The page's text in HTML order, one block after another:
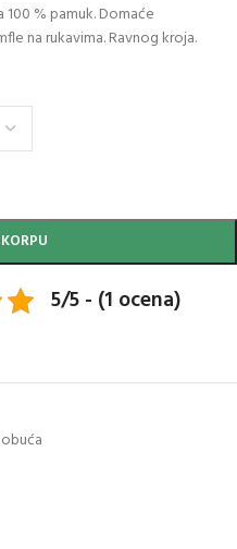
% pamuk. Domaće
na rukavima. Ravnog kroja.
5/5 - (1 ocena)